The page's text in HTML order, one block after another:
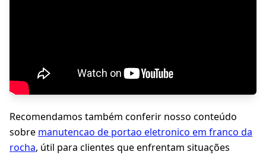
Recomendamos também conferir nosso conteúdo
sobre manutencao de portao eletronico em franco da
rocha, útil para clientes que enfrentam situações